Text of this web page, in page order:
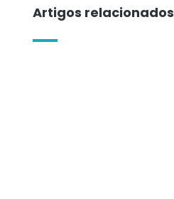
Artigos relacionados